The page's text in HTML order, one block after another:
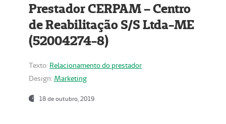
Prestador CERPAM – Centro
de Reabilitação S/S Ltda-ME
(52004274-8)
Texto: Relacionamento do prestador
Design: Marketing
18 de outubro, 2019